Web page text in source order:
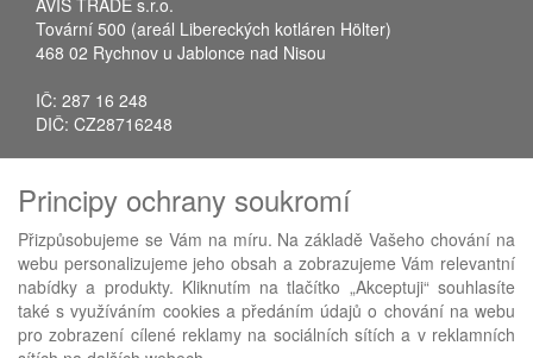
AVIS TRADE s.r.o.
Tovární 500 (areál Libereckých kotláren Hölter)
468 02 Rychnov u Jablonce nad Nisou
IČ: 287 16 248
DIČ: CZ28716248
Fax: +420 483 034 590
E-mail:info@avistrade.cz
Web:www.avistrade.cz
Principy ochrany soukromí
Přizpůsobujeme se Vám na míru. Na základě Vašeho chování na
webu personalizujeme jeho obsah a zobrazujeme Vám relevantní
nabídky a produkty. Kliknutím na tlačítko „Akceptuji“ souhlasíte
také s využíváním cookies a předáním údajů o chování na webu
pro zobrazení cílené reklamy na sociálních sítích a v reklamních